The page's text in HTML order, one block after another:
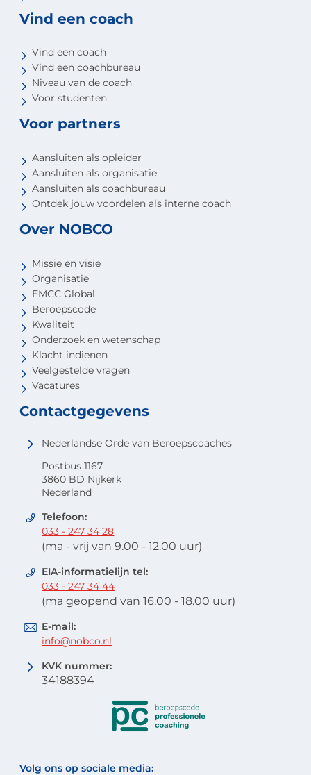
Vind een coach
Vind een coach
Vind een coachbureau
Niveau van de coach
Voor studenten
Voor partners
Aansluiten als opleider
Aansluiten als organisatie
Aansluiten als coachbureau
Ontdek jouw voordelen als interne coach
Over NOBCO
Missie en visie
Organisatie
EMCC Global
Beroepscode
Kwaliteit
Onderzoek en wetenschap
Klacht indienen
Veelgestelde vragen
Vacatures
Contactgegevens
Nederlandse Orde van Beroepscoaches
Postbus 1167
3860 BD Nijkerk
Nederland
Telefoon:
033 - 247 34 28
(ma - vrij van 9.00 - 12.00 uur)
EIA-informatielijn tel:
033 - 247 34 44
(ma geopend van 16.00 - 18.00 uur)
E-mail:
info@nobco.nl
KVK nummer:
34188394
Volg ons op sociale media: